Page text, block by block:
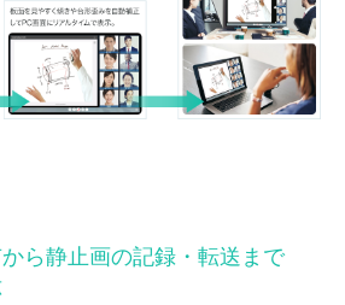
ら静止画の記録・転送まで